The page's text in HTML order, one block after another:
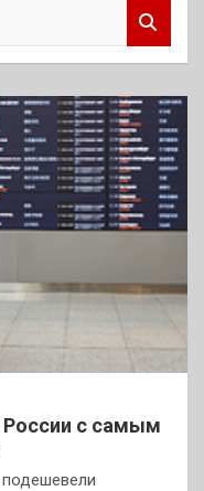
России с самым
подешевели